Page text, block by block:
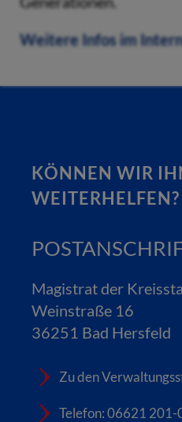
Weitere Infos im
KÖNNEN WIR
WEITERHELFEN?
Magistrat der
Weinstraße 16
36251 Bad Hersfeld
Zu den
Telefon: 06621 201-